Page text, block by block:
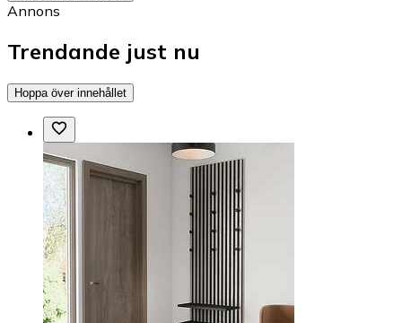
Annons
Trendande just nu
Hoppa över innehållet